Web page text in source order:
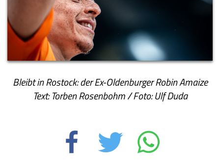
Bleibt in Rostock: der Ex-Oldenburger Robin Amaize
Text: Torben Rosenbohm / Foto: Ulf Duda